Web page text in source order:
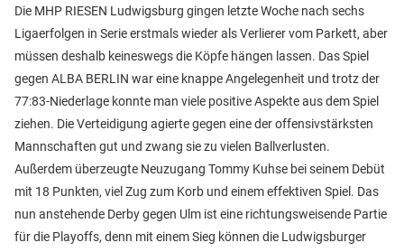
Die MHP RIESEN Ludwigsburg gingen letzte Woche nach sechs
Ligaerfolgen in Serie erstmals wieder als Verlierer vom Parkett, aber
müssen deshalb keineswegs die Köpfe hängen lassen. Das Spiel
gegen ALBA BERLIN war eine knappe Angelegenheit und trotz der
77:83-Niederlage konnte man viele positive Aspekte aus dem Spiel
ziehen. Die Verteidigung agierte gegen eine der offensivstärksten
Mannschaften gut und zwang sie zu vielen Ballverlusten.
Außerdem überzeugte Neuzugang Tommy Kuhse bei seinem Debüt
mit 18 Punkten, viel Zug zum Korb und einem effektiven Spiel. Das
nun anstehende Derby gegen Ulm ist eine richtungsweisende Partie
für die Playoffs, denn mit einem Sieg können die Ludwigsburger